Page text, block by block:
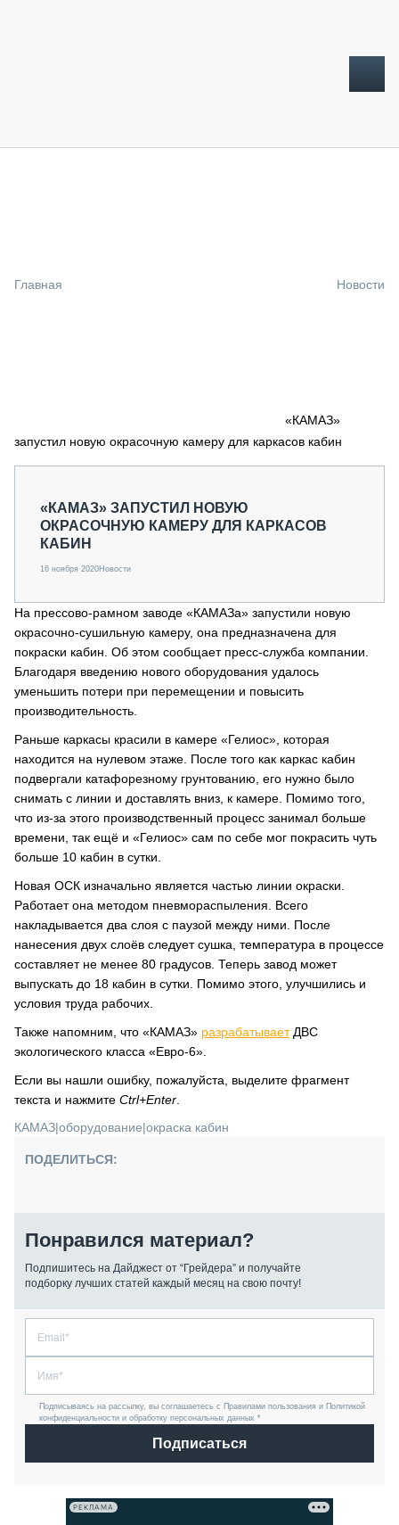
СПЕЦПРОЕКТЫ
О ПРОЕКТЕ
Главная Новости
«КАМАЗ»
запустил новую окрасочную камеру для каркасов кабин
«КАМАЗ» ЗАПУСТИЛ НОВУЮ
ОКРАСОЧНУЮ КАМЕРУ ДЛЯ КАРКАСОВ
КАБИН
16 ноября 2020Новости
На прессово-рамном заводе «КАМАЗа» запустили новую
окрасочно-сушильную камеру, она предназначена для
покраски кабин. Об этом сообщает пресс-служба компании.
Благодаря введению нового оборудования удалось
уменьшить потери при перемещении и повысить
производительность.
Раньше каркасы красили в камере «Гелиос», которая
находится на нулевом этаже. После того как каркас кабин
подвергали катафорезному грунтованию, его нужно было
снимать с линии и доставлять вниз, к камере. Помимо того,
что из-за этого производственный процесс занимал больше
времени, так ещё и «Гелиос» сам по себе мог покрасить чуть
больше 10 кабин в сутки.
Новая ОСК изначально является частью линии окраски.
Работает она методом пневмораспыления. Всего
накладывается два слоя с паузой между ними. После
нанесения двух слоёв следует сушка, температура в процессе
составляет не менее 80 градусов. Теперь завод может
выпускать до 18 кабин в сутки. Помимо этого, улучшились и
условия труда рабочих.
Также напомним, что «КАМАЗ» разрабатываетДВС
экологического класса «Евро-6».
Если вы нашли ошибку, пожалуйста, выделите фрагмент
текста и нажмите Ctrl+Enter
КАМАЗ|оборудование|окраска кабин
ПОДЕЛИТЬСЯ:
Понравился материал?
Подпишитесь на Дайджест от “Грейдера” и получайте
подборку лучших статей каждый месяц на свою почту!
Подписываясь на рассылку, вы соглашаетесь с Правилами пользования и Политикой
конфиденциальности и обработку персональных данных *
Подписаться
РЕКЛАМА